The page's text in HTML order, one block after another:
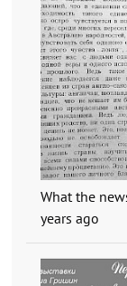
What the
years ago